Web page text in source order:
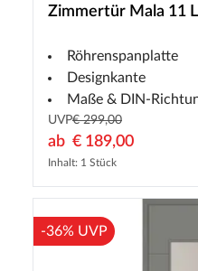
Zimmertür Mala 11
Röhrenspanplatte
Designkante
Maße & DIN-
UVP€ 299,00
ab € 189,00
Inhalt: 1 Stück
-36% UVP